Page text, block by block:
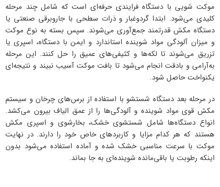
موکت شویی با دستگاه فرایندی حرفه‌ای است که شامل چند مرحله
کلیدی می‌شود. ابتدا گردوغبار و ذرات سطحی با جاروبرقی صنعتی یا
دستگاه مکش قدرتمند جمع‌آوری می‌شوند. سپس بسته به نوع موکت
و میزان آلودگی مواد شوینده استاندارد و ایمن با دستگاه، اسپری یا
تزریق می‌شوند تا لکه‌ها و کثیفی‌های عمیق را حل کنند. این مرحله
به‌آرامی و بادقت انجام می‌شود تا بافت موکت آسیب نبیند و نتیجه‌ای
یکنواخت حاصل شود.
در مرحله بعد دستگاه شستشو با استفاده از برس‌های چرخان و سیستم
مکش قوی مواد شوینده و آلودگی‌ها را از عمق الیاف بیرون می‌کشد.
انواع دستگاه‌ها شامل شستشوی خشک، بخارشوی و اسپری مکش
هستند که هر کدام مزایا و کاربردهای خاص خود را دارند. در نهایت
موکت با سرعت مناسبی خشک شده و آماده استفاده می‌شود بدون
اینکه رطوبت یا باقی‌مانده شوینده‌ای به جا بماند.